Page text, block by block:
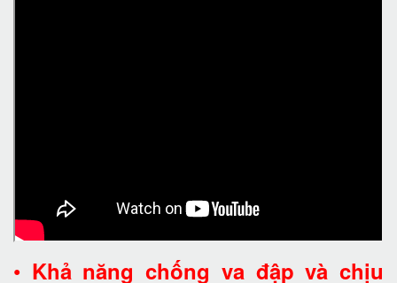
• Khả năng chống va đập và chịu